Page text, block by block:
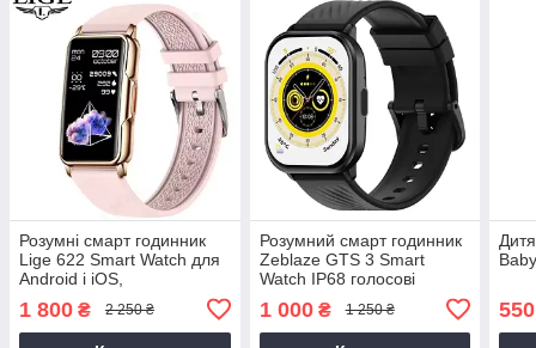
Розумні смарт годинник
Lige 622 Smart Watch для
Android і iOS,
тонометром, крокоміром
(рожеві)
1 800 ₴ 2 250 ₴
Розумний смарт годинник
Zeblaze GTS 3 Smart
Watch IP68 голосові
дзвінки музика з тонометр
і пульсоксиметр для
фітнесу спорту Чорни
1 000₴ 1 250 ₴ 550